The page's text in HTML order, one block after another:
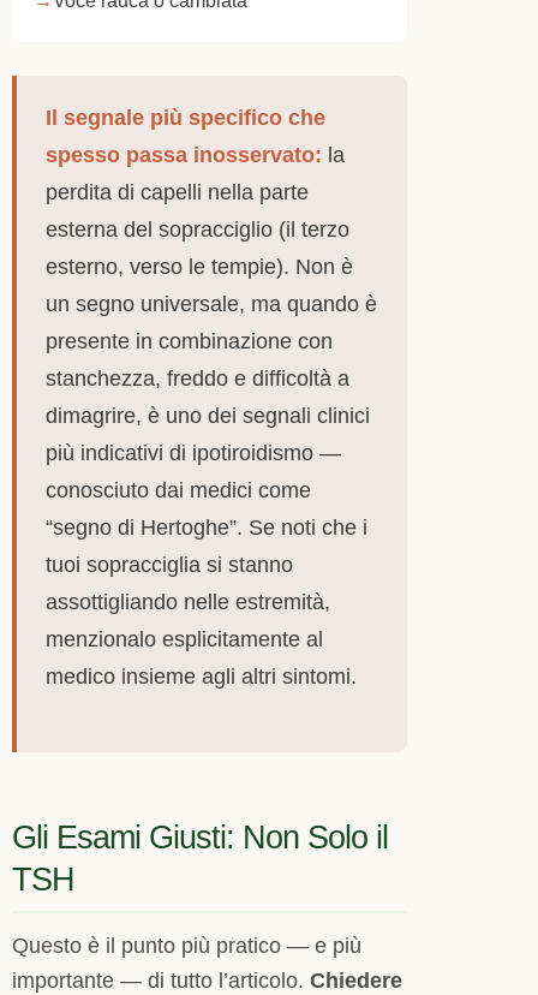
Il segnale più specifico che
spesso passa inosservato: la
perdita di capelli nella parte
esterna del sopracciglio (il terzo
esterno, verso le tempie). Non è
un segno universale, ma quando è
presente in combinazione con
stanchezza, freddo e difficoltà a
dimagrire, è uno dei segnali clinici
più indicativi di ipotiroidismo —
conosciuto dai medici come
“segno di Hertoghe”. Se noti che i
tuoi sopracciglia si stanno
assottigliando nelle estremità,
menzionalo esplicitamente al
medico insieme agli altri sintomi.
Gli Esami Giusti: Non Solo il
TSH
Questo è il punto più pratico — e più
importante — di tutto l’articolo. Chiedere